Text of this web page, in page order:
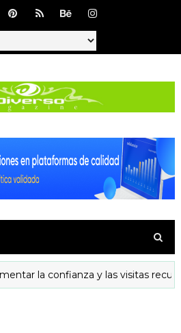
y las visitas recurrentes